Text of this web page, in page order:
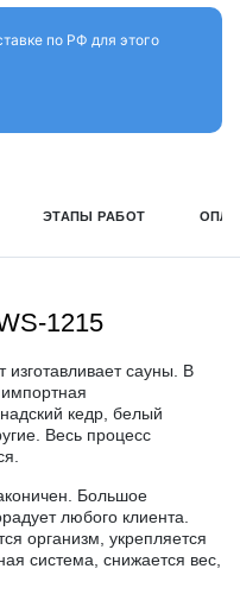
по РФ для этого
ЭТАПЫ РАБОТ
1215
сауны. В
импортная
кедр, белый
Весь процесс
Большое
любого клиента.
организм, укрепляется
система, снижается вес,